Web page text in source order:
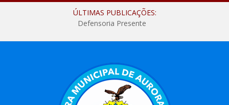
ÚLTIMAS PUBLICAÇÕES:
Defensoria Presente